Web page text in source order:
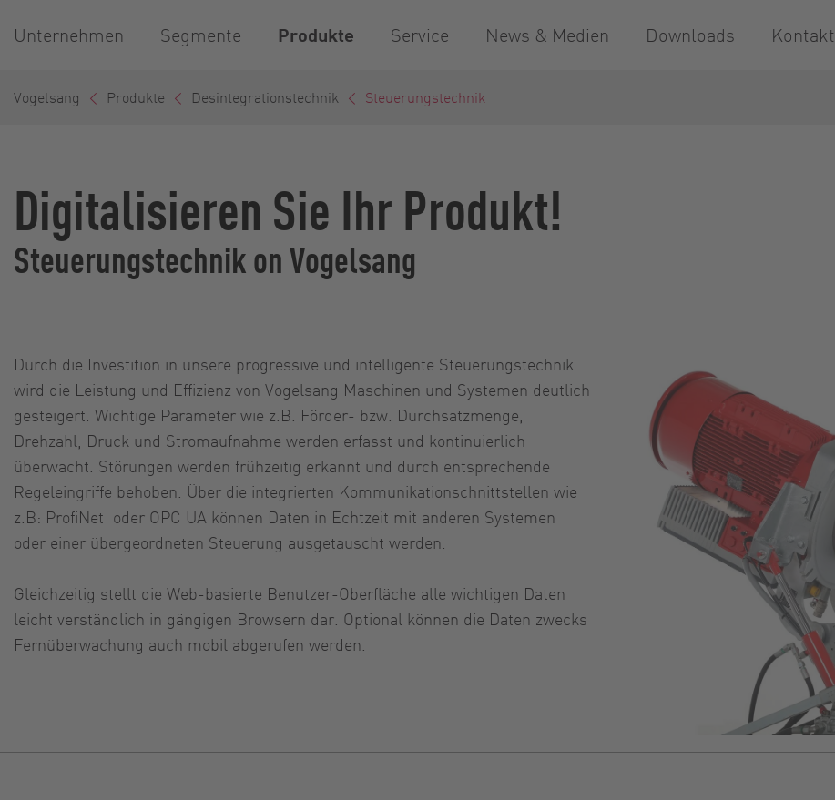
Unternehmen Segmente Produkte Service News & Medien Downloads Kontakt
Vogelsang Produkte Desintegrationstechnik Steuerungstechnik
Digitalisieren Sie Ihr Produkt!
Steuerungstechnik on Vogelsang
Durch die Investition in unsere progressive und intelligente Steuerungstechnik
wird die Leistung und Effizienz von Vogelsang Maschinen und Systemen deutlich
gesteigert. Wichtige Parameter wie z.B. Förder- bzw. Durchsatzmenge,
Drehzahl, Druck und Stromaufnahme werden erfasst und kontinuierlich
überwacht. Störungen werden frühzeitig erkannt und durch entsprechende
Regeleingriffe behoben. Über die integrierten Kommunikationschnittstellen wie
z.B: ProfiNet oder OPC UA können Daten in Echtzeit mit anderen Systemen
oder einer übergeordneten Steuerung ausgetauscht werden.
Gleichzeitig stellt die Web-basierte Benutzer-Oberfläche alle wichtigen Daten
leicht verständlich in gängigen Browsern dar. Optional können die Daten zwecks
Fernüberwachung auch mobil abgerufen werden.